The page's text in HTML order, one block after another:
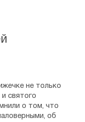
не только
святого
о том, что
об